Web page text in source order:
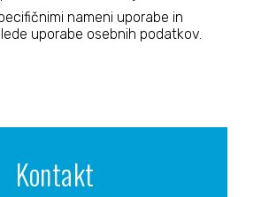
nameni uporabe in
uporabe osebnih podatkov.
Kontakt